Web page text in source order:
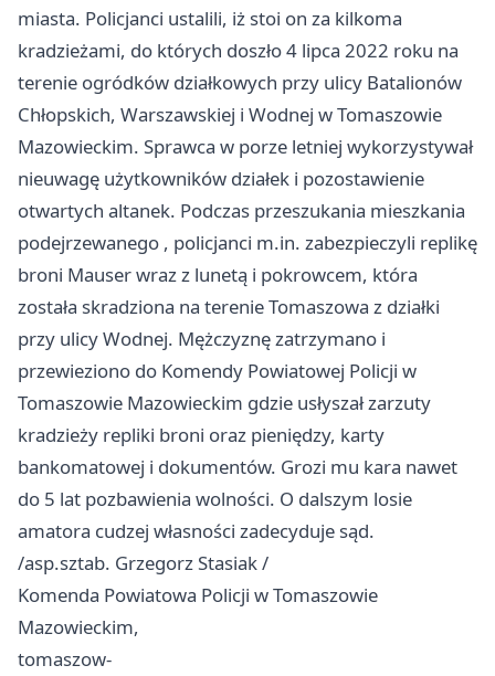
miasta. Policjanci ustalili, iż stoi on za kilkoma
kradzieżami, do których doszło 4 lipca 2022 roku na
terenie ogródków działkowych przy ulicy Batalionów
Chłopskich, Warszawskiej i Wodnej w Tomaszowie
Mazowieckim. Sprawca w porze letniej wykorzystywał
nieuwagę użytkowników działek i pozostawienie
otwartych altanek. Podczas przeszukania mieszkania
podejrzewanego , policjanci m.in. zabezpieczyli replikę
broni Mauser wraz z lunetą i pokrowcem, która
została skradziona na terenie Tomaszowa z działki
przy ulicy Wodnej. Mężczyznę zatrzymano i
przewieziono do Komendy Powiatowej Policji w
Tomaszowie Mazowieckim gdzie usłyszał zarzuty
kradzieży repliki broni oraz pieniędzy, karty
bankomatowej i dokumentów. Grozi mu kara nawet
do 5 lat pozbawienia wolności. O dalszym losie
amatora cudzej własności zadecyduje sąd.
/asp.sztab. Grzegorz Stasiak /
Komenda Powiatowa Policji w Tomaszowie
Mazowieckim,
tomaszow-